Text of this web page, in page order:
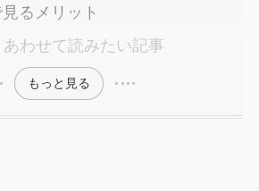
るメリット
わせて読みたい記事
もっと見る